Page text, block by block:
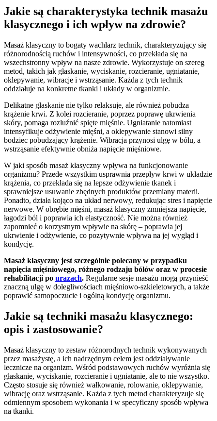
Jakie są charakterystyka technik masażu
klasycznego i ich wpływ na zdrowie?
Masaż klasyczny to bogaty wachlarz technik, charakteryzujący się
różnorodnością ruchów i intensywności, co przekłada się na
wszechstronny wpływ na nasze zdrowie. Wykorzystuje on szereg
metod, takich jak głaskanie, wyciskanie, rozcieranie, ugniatanie,
oklepywanie, wibracje i wstrząsanie. Każda z tych technik
oddziałuje na konkretne tkanki i układy w organizmie.
Delikatne głaskanie nie tylko relaksuje, ale również pobudza
krążenie krwi. Z kolei rozcieranie, poprzez poprawę ukrwienia
skóry, pomaga rozluźnić spięte mięśnie. Ugniatanie natomiast
intensyfikuje odżywienie mięśni, a oklepywanie stanowi silny
bodziec pobudzający krążenie. Wibracja przynosi ulgę w bólu, a
wstrząsanie efektywnie obniża napięcie mięśniowe.
W jaki sposób masaż klasyczny wpływa na funkcjonowanie
organizmu? Przede wszystkim usprawnia przepływ krwi w układzie
krążenia, co przekłada się na lepsze odżywienie tkanek i
sprawniejsze usuwanie zbędnych produktów przemiany materii.
Ponadto, działa kojąco na układ nerwowy, redukując stres i napięcie
nerwowe. W obrębie mięśni, masaż klasyczny zmniejsza napięcie,
łagodzi ból i poprawia ich elastyczność. Nie można również
zapomnieć o korzystnym wpływie na skórę – poprawia jej
ukrwienie i odżywienie, co pozytywnie wpływa na jej wygląd i
kondycję.
Masaż klasyczny jest szczególnie polecany w przypadku
napięcia mięśniowego, różnego rodzaju bólów oraz w procesie
rehabilitacji po urazach. Regularne sesje masażu mogą przynieść
znaczną ulgę w dolegliwościach mięśniowo-szkieletowych, a także
poprawić samopoczucie i ogólną kondycję organizmu.
Jakie są techniki masażu klasycznego:
opis i zastosowanie?
Masaż klasyczny to zestaw różnorodnych technik wykonywanych
przez masażystę, a ich nadrzędnym celem jest oddziaływanie
lecznicze na organizm. Wśród podstawowych ruchów wyróżnia się
głaskanie, wyciskanie, rozcieranie i ugniatanie, ale to nie wszystko.
Często stosuje się również wałkowanie, rolowanie, oklepywanie,
wibrację oraz wstrząsanie. Każda z tych metod charakteryzuje się
odmiennym sposobem wykonania i w specyficzny sposób wpływa
na tkanki.